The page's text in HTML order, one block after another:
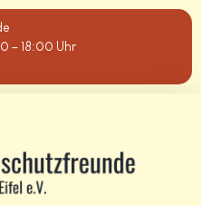
– 18:00 Uhr